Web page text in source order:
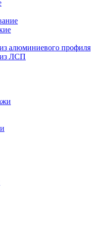
алюминиевого профиля
ЛСП